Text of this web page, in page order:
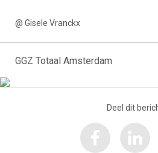
@ Gisele Vranckx
GGZ Totaal Amsterdam
Deel dit